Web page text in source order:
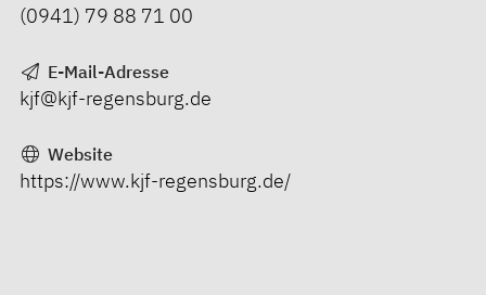
(0941) 79 88 71 00
E-Mail-Adresse
kjf@kjf-regensburg.de
Website
https://www.kjf-regensburg.de/